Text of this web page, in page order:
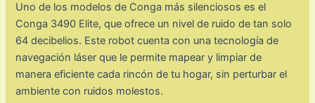
Uno de los modelos de Conga más silenciosos es el
Conga 3490 Elite, que ofrece un nivel de ruido de tan solo
64 decibelios. Este robot cuenta con una tecnología de
navegación láser que le permite mapear y limpiar de
manera eficiente cada rincón de tu hogar, sin perturbar el
ambiente con ruidos molestos.